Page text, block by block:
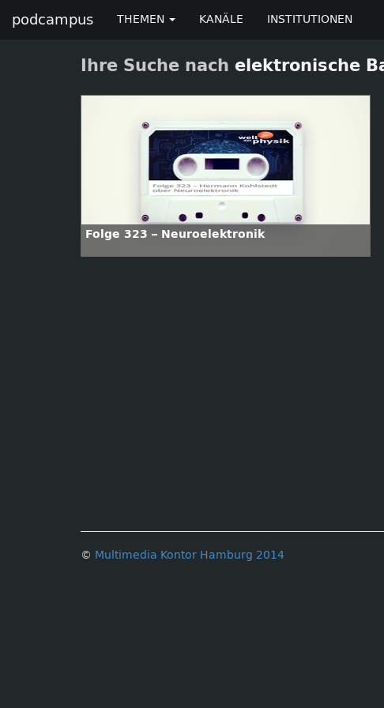
podcampus THEMEN KANÄLE INSTITUTIONEN
Ihre Suche nach elektronische
Folge 323 – Neuroelektronik
© Multimedia Kontor Hamburg 2014